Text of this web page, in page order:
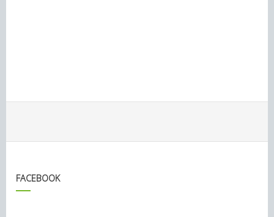
FACEBOOK